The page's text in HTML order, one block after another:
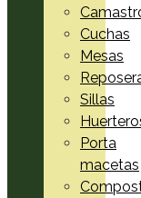
Cuchas
Mesas
Sillas
Porta
macetas